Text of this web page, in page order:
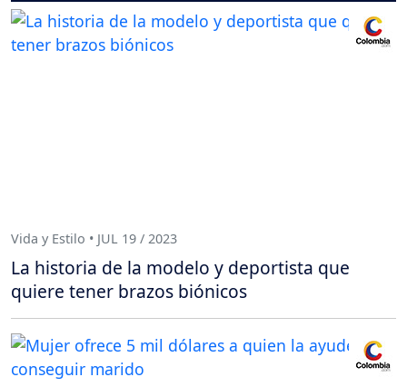
Vida y Estilo • JUL 19 / 2023
La historia de la modelo y deportista que
quiere tener brazos biónicos